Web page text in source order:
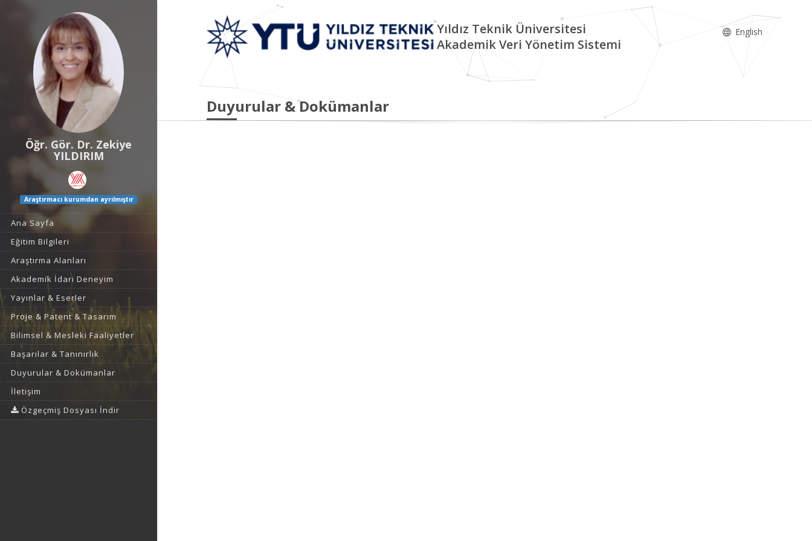
Öğr. Gör. Dr. Zekiye
YILDIRIM
Araştırmacı kurumdan ayrılmıştır
Ana Sayfa
Eğitim Bilgileri
Araştırma Alanları
Akademik İdari Deneyim
Yayınlar & Eserler
Proje & Patent & Tasarım
Bilimsel & Mesleki Faaliyetler
Başarılar & Tanınırlık
Duyurular & Dokümanlar
İletişim
Özgeçmiş Dosyası İndir
Yıldız Teknik Üniversitesi
Akademik Veri Yönetim Sistemi
English
Duyurular & Dokümanlar